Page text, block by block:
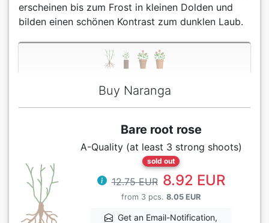
erscheinen bis zum Frost in kleinen Dolden und
bilden einen schönen Kontrast zum dunklen Laub.
Buy Naranga
Bare root rose
A-Quality (at least 3 strong shoots)
sold out
12.75 EUR 8.92 EUR
from 3 pcs. 8.05 EUR
Get an Email-Notification,